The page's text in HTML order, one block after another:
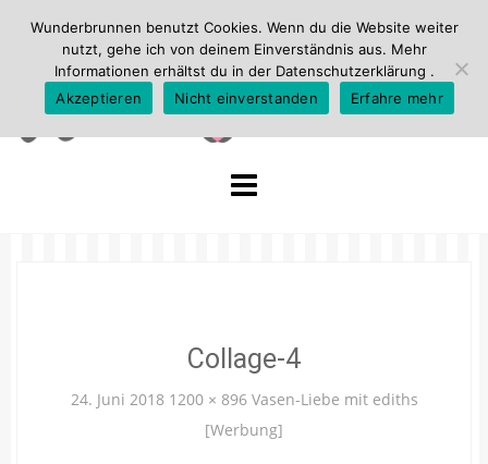
Collage-4
24. Juni 2018 1200 × 896 Vasen-Liebe mit ediths
[Werbung]
Wunderbrunnen benutzt Cookies. Wenn du die Website weiter
nutzt, gehe ich von deinem Einverständnis aus. Mehr
Informationen erhältst du in der Datenschutzerklärung .
Akzeptieren
Nicht einverstanden Erfahre mehr